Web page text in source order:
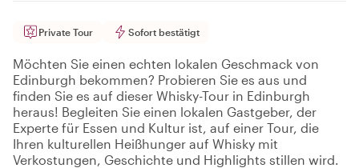
Private Tour Sofort bestätigt
Möchten Sie einen echten lokalen Geschmack von
Edinburgh bekommen? Probieren Sie es aus und
finden Sie es auf dieser Whisky-Tour in Edinburgh
heraus! Begleiten Sie einen lokalen Gastgeber, der
Experte für Essen und Kultur ist, auf einer Tour, die
Ihren kulturellen Heißhunger auf Whisky mit
Verkostungen, Geschichte und Highlights stillen wird.